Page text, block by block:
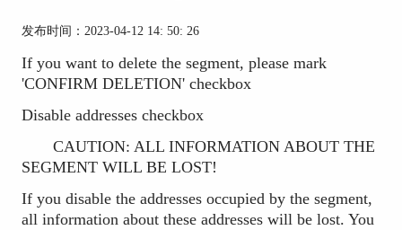
发布时间：2023-04-12 14: 50: 26
If you want to delete the segment, please mark
'CONFIRM DELETION' checkbox
Disable addresses checkbox
CAUTION: ALL INFORMATION ABOUT THE
SEGMENT WILL BE LOST!
If you disable the addresses occupied by the segment,
all information about these addresses will be lost. You